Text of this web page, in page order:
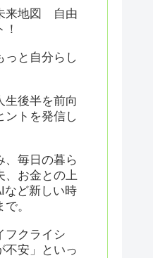
来地図 自由
っと自分らし
生後半を前向
ントを発信し
、毎日の暮ら
、お金との上
など新しい時
。
フクライシ
不安」といっ